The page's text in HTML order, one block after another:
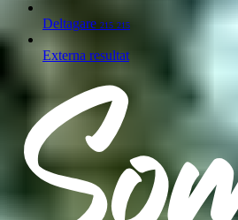
Deltagare 215 215
Externa resultat